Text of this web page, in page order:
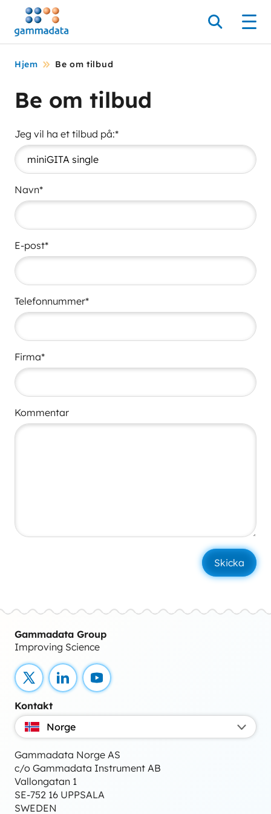
Hopp
hovedinnholdett
Søk
Hjem Be om tilbud
Be om tilbud
Jeg vil ha et tilbud på:*
Navn*
E-post*
Telefonnummer*
Firma*
Kommentar
Gammadata Group
Improving Science
X LinkedInYouTube
Kontakt
Norge
Gammadata Norge AS
c/o Gammadata Instrument AB
Vallongatan 1
SE-752 16 UPPSALA
SWEDEN